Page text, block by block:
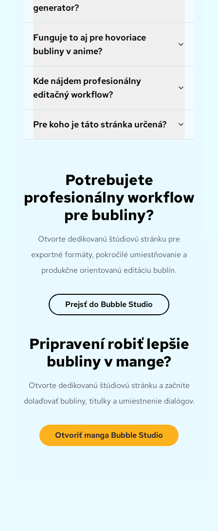
generator?
Funguje to aj pre hovoriace
bubliny v anime?
Kde nájdem profesionálny
editačný workflow?
Pre koho je táto stránka určená?
Potrebujete
profesionálny workflow
pre bubliny?
Otvorte dedikovanú štúdiovú stránku pre
exportné formáty, pokročilé umiestňovanie a
produkčne orientovanú editáciu bublín.
Prejsť do Bubble Studio
Pripravení robiť lepšie
bubliny v mange?
Otvorte dedikovanú štúdiovú stránku a začnite
dolaďovať bubliny, titulky a umiestnenie dialógov.
Otvoriť manga Bubble Studio